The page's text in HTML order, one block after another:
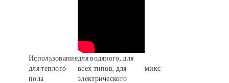
Использование
для теплого
пола
для водяного, для
всех типов, для
электрического
микс